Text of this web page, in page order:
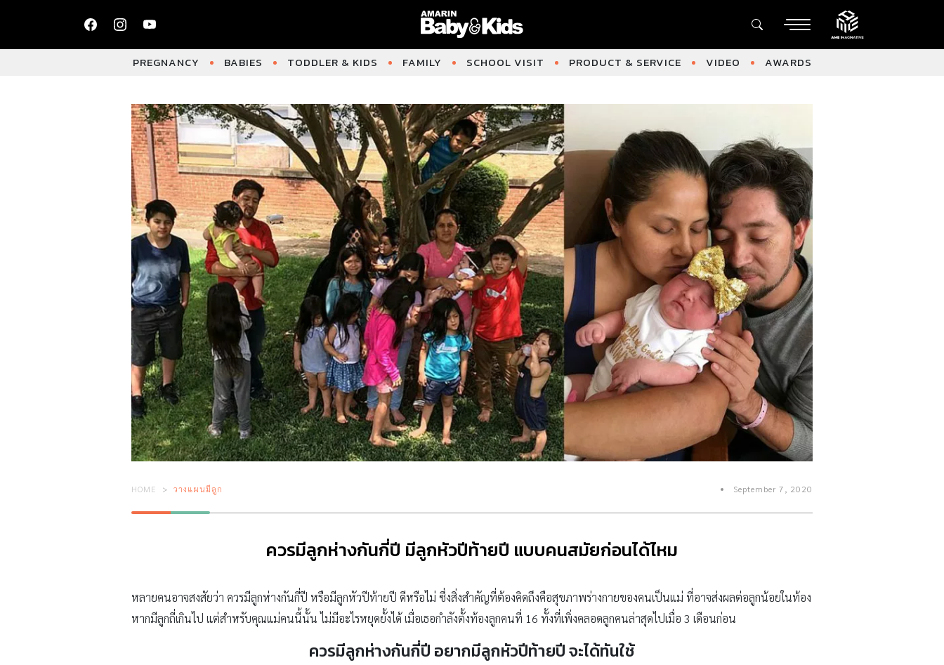
PREGNANCY BABIES TODDLER & KIDS FAMILY SCHOOL VISIT PRODUCT & SERVICE VIDEO AWARDS
HOME วางแผนมีลูก September 7, 2020
ควรมีลูกห่างกันกี่ปี มีลูกหัวปีท้ายปี แบบคนสมัยก่อนได้ไหม
หลายคนอาจสงสัยว่า ควรมีลูกห่างกันกี่ปี หรือมีลูกหัวปีท้ายปี ดีหรือไม่ ซึ่งสิ่งสำคัญที่ต้องคิดถึงคือสุขภาพร่างกายของคนเป็นแม่ ที่อาจส่งผลต่อลูกน้อยในท้อง
หากมีลูกถี่เกินไป แต่สำหรับคุณแม่คนนี้นั้น ไม่มีอะไรหยุดยั้งได้ เมื่อเธอกำลังตั้งท้องลูกคนที่ 16 ทั้งที่เพิ่งคลอดลูกคนล่าสุดไปเมื่อ 3 เดือนก่อน
ควรมีลูกห่างกันกี่ปี อยากมีลูกหัวปีท้ายปี จะได้ทันใช้